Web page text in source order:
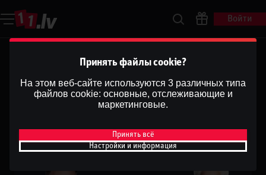
Войти
Ģenerāļa un Buļa Naglas |
8.Sezona 17.Epizode
Принять файлы cookie?
На этом веб-сайте используются 3 различных типа
файлов cookie: основные, отслеживающие и
маркетинговые.
Принять всё
Настройки и информация